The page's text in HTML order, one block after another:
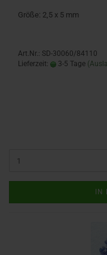
Größe: 2,5 x 5 mm
Art.Nr.: SD-30060/84110
Lieferzeit:
3-5 Tage